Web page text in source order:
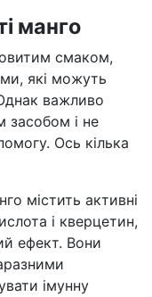
манго
смаком,
які можуть
важливо
засобом і не
Ось кілька
містить активні
і кверцетин,
ефект. Вони
імунну